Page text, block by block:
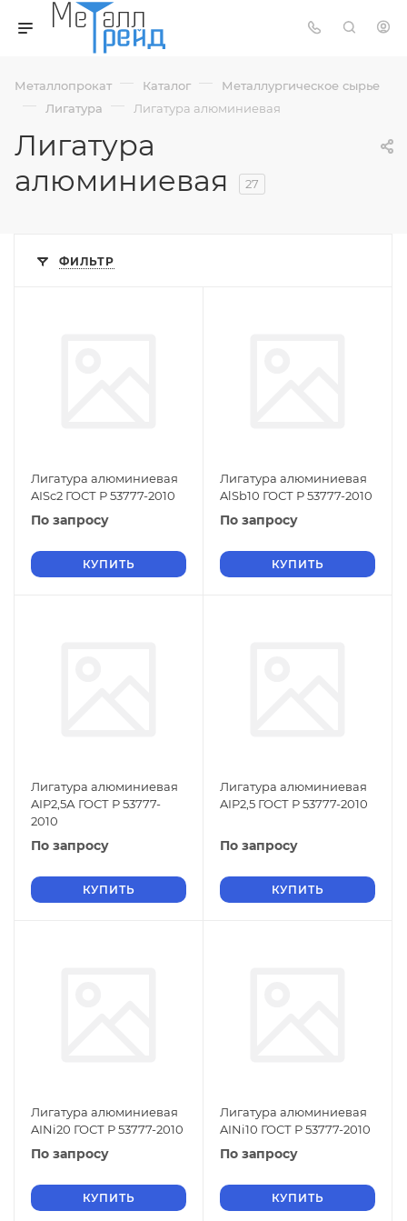
Металлопрокат — Каталог — Металлургическое сырье
— Лигатура — Лигатура алюминиевая
Лигатура
алюминиевая
27
ФИЛЬТР
Лигатура алюминиевая
AISc2 ГОСТ Р 53777-2010
По запросу
КУПИТЬ
Лигатура алюминиевая
AlSb10 ГОСТ Р 53777-2010
По запросу
КУПИТЬ
Лигатура алюминиевая
AIP2,5А ГОСТ Р 53777-
2010
По запросу
КУПИТЬ
Лигатура алюминиевая
AIP2,5 ГОСТ Р 53777-2010
По запросу
КУПИТЬ
Лигатура алюминиевая
AINi20 ГОСТ Р 53777-2010
По запросу
КУПИТЬ
Лигатура алюминиевая
AINi10 ГОСТ Р 53777-2010
По запросу
КУПИТЬ